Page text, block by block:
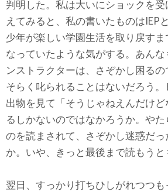
判明した。私は大いにショックを
えてみると、私の書いたものはIEP
少年が楽しい学園生活を取り戻す
なっていたような気がする。あん
ンストラクターは、さぞかし困る
そらく叱られることはないだろう
出物を見て「そうじゃねえんだけ
るしかないのではなかろうか。や
のを読まされて、さぞかし迷惑だっ
か。いや、きっと最後まで読もうと
翌日、すっかり打ちひしがれつつ